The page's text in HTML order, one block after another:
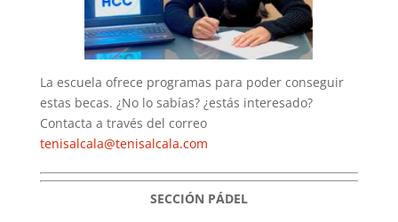
La escuela ofrece programas para poder conseguir
estas becas. ¿No lo sabías? ¿estás interesado?
Contacta a través del correo
tenisalcala@tenisalcala.com
SECCIÓN PÁDEL